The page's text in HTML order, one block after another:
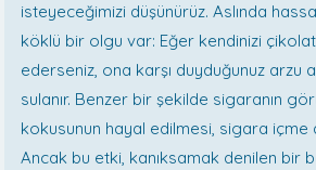
isteyeceğimizi düşünürüz. Aslında
köklü bir olgu var: Eğer kendinizi
ederseniz, ona karşı duyduğunuz arzu
sulanır. Benzer bir şekilde sigaranın
kokusunun hayal edilmesi, sigara içme
Ancak bu etki, kanıksamak denilen bir